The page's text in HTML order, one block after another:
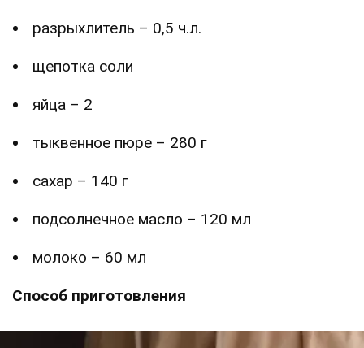
разрыхлитель – 0,5 ч.л.
щепотка соли
яйца – 2
тыквенное пюре – 280 г
сахар – 140 г
подсолнечное масло – 120 мл
молоко – 60 мл
Способ приготовления